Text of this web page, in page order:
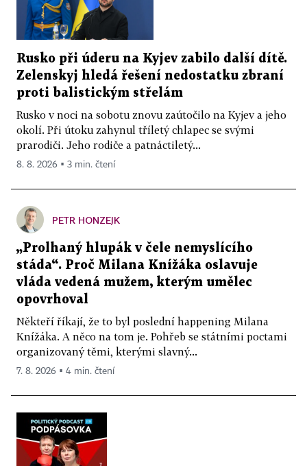
Rusko při úderu na Kyjev zabilo další dítě.
Zelenskyj hledá řešení nedostatku zbraní
proti balistickým střelám
Rusko v noci na sobotu znovu zaútočilo na Kyjev a jeho
okolí. Při útoku zahynul tříletý chlapec se svými
prarodiči. Jeho rodiče a patnáctiletý...
8. 8. 2026 ▪ 3 min. čtení
PETR HONZEJK
„Prolhaný hlupák v čele nemyslícího
stáda“. Proč Milana Knížáka oslavuje
vláda vedená mužem, kterým umělec
opovrhoval
Někteří říkají, že to byl poslední happening Milana
Knížáka. A něco na tom je. Pohřeb se státními poctami
organizovaný těmi, kterými slavný...
7. 8. 2026 ▪ 4 min. čtení